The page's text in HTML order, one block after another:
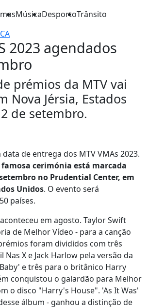
MúsicaDesportoTrânsito
2023 agendados
prémios da MTV vai
Nova Jérsia, Estados
de setembro.
data de entrega dos MTV VMAs 2023.
famosa cerimónia está marcada
no Prudential Center, em
Unidos. O evento será
países.
em agosto. Taylor Swift
de Melhor Vídeo - para a canção
foram divididos com três
Nas X e Jack Harlow pela versão da
e três para o britânico Harry
conquistou o galardão para Melhor
o disco "Harry's House". 'As It Was'
álbum - ganhou a distinção de